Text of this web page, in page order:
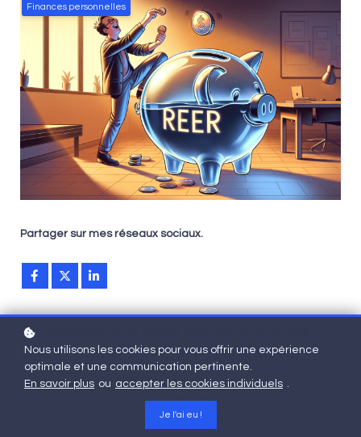
Finances personnelles
Partager sur mes réseaux sociaux.
Comprendre la règle des 60 premiers
jours et maximiser vos avantages
sociaux
Chaque année, à l’approche du mois de mars, de
Nous utilisons les cookies pour vous offrir une expérience
optimale et une communication pertinente.
En savoir plus ou accepter les cookies individuels .
Je l'ai eu !